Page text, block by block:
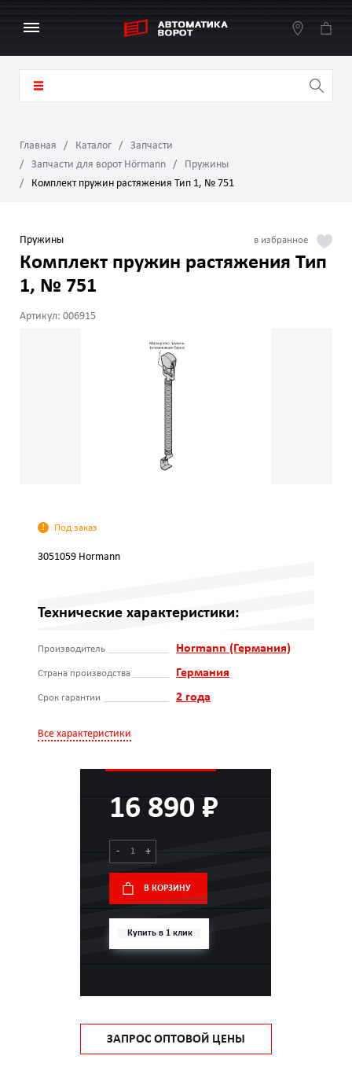
Главная Каталог
Запчасти
Запчасти для ворот Hörmann
Пружины
Комплект пружин растяжения Тип 1, № 751
Пружины
Комплект пружин растяжения Тип
1, № 751
Артикул: 006915
Под заказ
3051059 Hormann
Технические характеристики:
Производитель Hormann (Германия)
Страна производства Германия
Срок гарантии 2 года
Все характеристики
16 890 ₽
- +
В КОРЗИНУ
Купить в 1 клик
ЗАПРОС ОПТОВОЙ ЦЕНЫ